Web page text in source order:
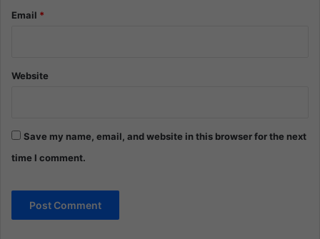
Email *
Website
Save my name, email, and website in this browser for the next
time I comment.